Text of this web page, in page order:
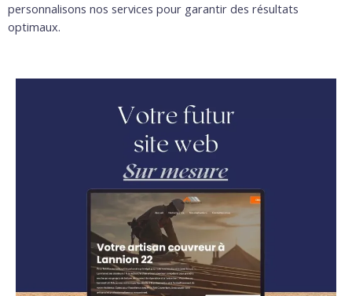
personnalisons nos services pour garantir des résultats
optimaux.